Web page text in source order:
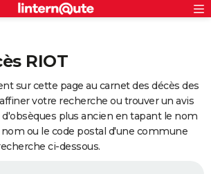
RIOT
sur cette page au carnet des décès des
votre recherche ou trouver un avis
d'obsèques plus ancien en tapant le nom
ou le code postal d'une commune
ci-dessous.